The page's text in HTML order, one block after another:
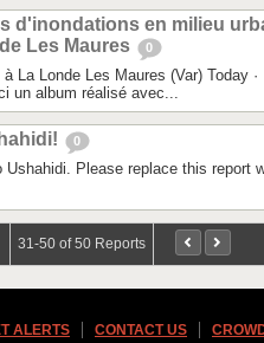
d'inondations en milieu
Les Maures
0
à La Londe Les Maures (Var) Today
un album réalisé avec...
0
Ushahidi. Please replace this report
31-50 of 50 Reports
ALERTS CONTACT US